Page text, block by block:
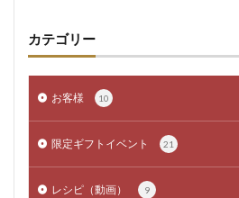
カテゴリー
お客様 10
限定ギフトイベント 21
レシピ（動画） 9